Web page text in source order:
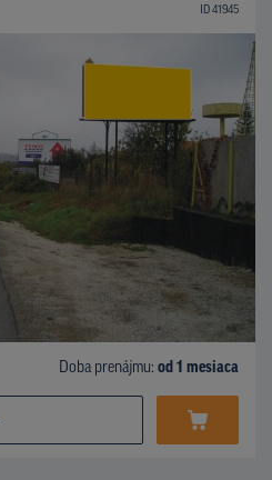
ID 41945
Doba prenájmu: od 1 mesiaca